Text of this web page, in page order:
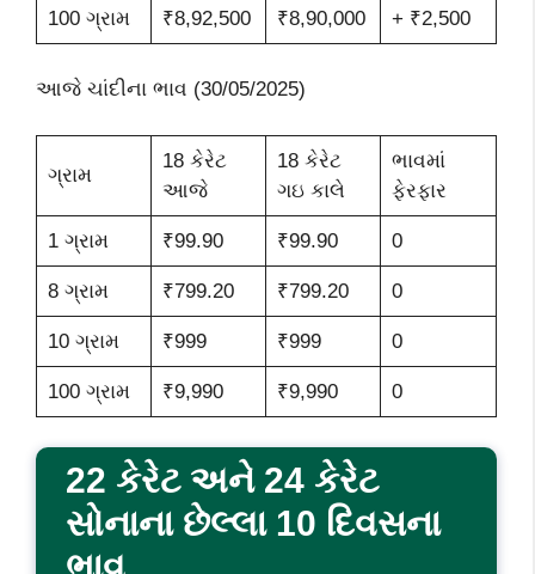
100 ગ્રામ ₹8,92,500 ₹8,90,000 + ₹2,500
આજે ચાંદીના ભાવ (30/05/2025)
ગ્રામ
18 કેરેટ
આજે
18 કેરેટ
ગઇ કાલે
ભાવમાં
ફેરફાર
1 ગ્રામ ₹99.90 ₹99.90 0
8 ગ્રામ ₹799.20 ₹799.20 0
10 ગ્રામ ₹999 ₹999 0
100 ગ્રામ ₹9,990 ₹9,990 0
22 કેરેટ અને 24 કેરેટ
સોનાના છેલ્લા 10 દિવસના